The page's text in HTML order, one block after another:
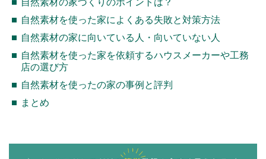
自然素材を使った家によくある失敗と対策方法
自然素材の家に向いている人・向いていない人
自然素材を使った家を依頼するハウスメーカーや工務
店の選び方
自然素材を使ったの家の事例と評判
まとめ